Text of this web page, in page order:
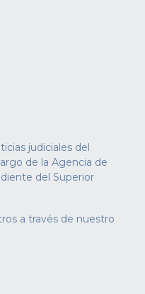
judiciales del
de la Agencia de
del Superior
a través de nuestro